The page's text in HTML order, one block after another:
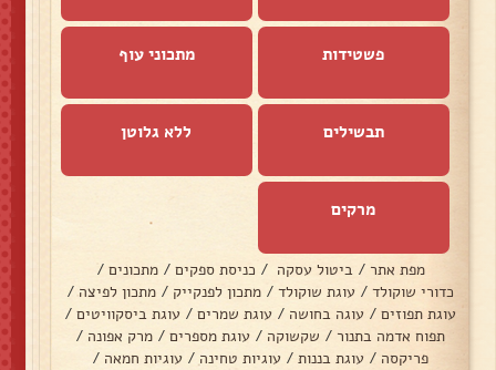
פשטידות מתכוני עוף
תבשילים ללא גלוטן
מרקים
מפת אתר / ביטול עסקה / כניסת ספקים / מתכונים /
כדורי שוקולד / עוגת שוקולד / מתכון לפנקייק / מתכון לפיצה /
עוגת תפוזים / עוגה בחושה / עוגת שמרים / עוגת ביסקוויטים /
תפוח אדמה בתנור / שקשוקה / עוגת מספרים / מרק אפונה /
פריקסה / עוגת בננות / עוגיות טחינה / עוגיות חמאה /